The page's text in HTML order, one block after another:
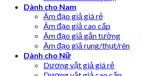
Dành cho Nam
Âm đạo giả giá rẻ
Âm đạo giả cao cấp
Âm đạo giả gắn tường
Âm đạo giả rung/thụt/rên
Dành cho Nữ
Dương vật giả giá rẻ